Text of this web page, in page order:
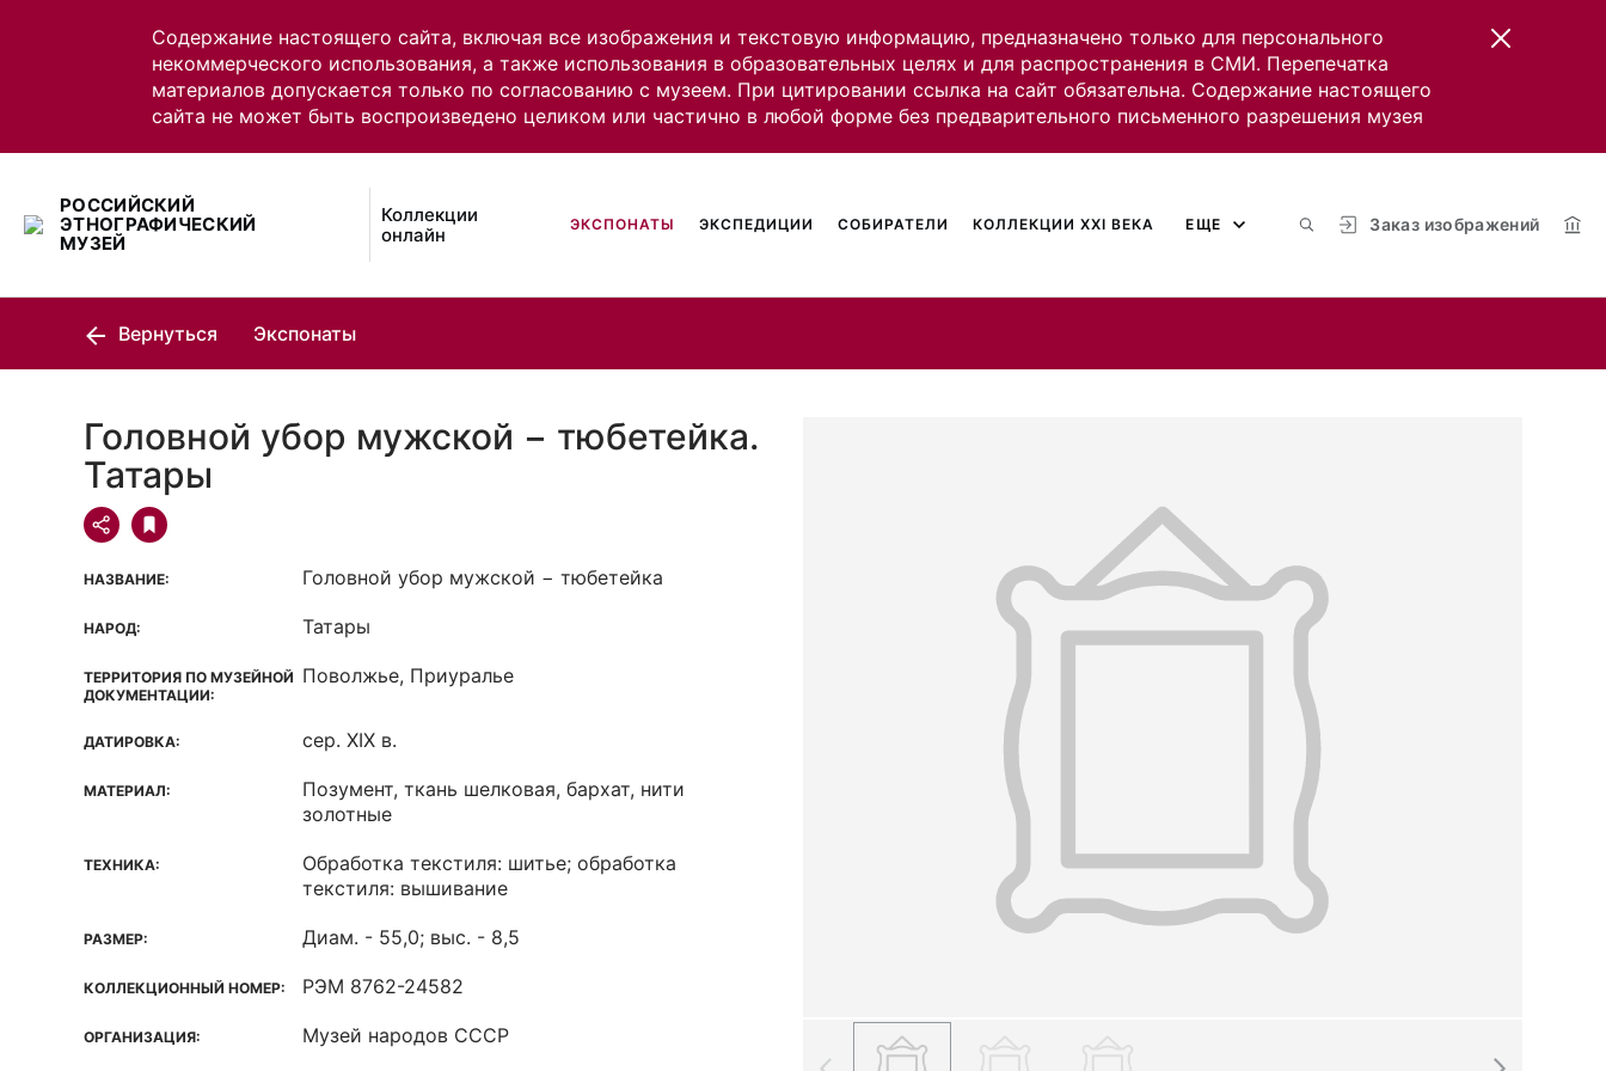
Содержание настоящего сайта, включая все изображения и текстовую информацию, предназначено только для персонального
некоммерческого использования, а также использования в образовательных целях и для распространения в СМИ. Перепечатка
материалов допускается только по согласованию с музеем. При цитировании ссылка на сайт обязательна. Содержание настоящего
сайта не может быть воспроизведено целиком или частично в любой форме без предварительного письменного разрешения музея
РОССИЙСКИЙ
ЭТНОГРАФИЧЕСКИЙ
МУЗЕЙ
Коллекции
онлайн
Заказ изображений
ЭКСПОНАТЫ ЭКСПЕДИЦИИ СОБИРАТЕЛИ КОЛЛЕКЦИИ XXI ВЕКА ЕЩЕ
Вернуться Экспонаты
Головной убор мужской − тюбетейка.
Татары
НАЗВАНИЕ: Головной убор мужской − тюбетейка
НАРОД: Татары
ТЕРРИТОРИЯ ПО МУЗЕЙНОЙ
ДОКУМЕНТАЦИИ:
Поволжье, Приуралье
ДАТИРОВКА: сер. XIX в.
МАТЕРИАЛ:
Позумент, ткань шелковая, бархат, нити
золотные
ТЕХНИКА:
Обработка текстиля: шитье; обработка
текстиля: вышивание
РАЗМЕР: Диам. - 55,0; выс. - 8,5
КОЛЛЕКЦИОННЫЙ НОМЕР: РЭМ 8762-24582
ОРГАНИЗАЦИЯ: Музей народов СССР